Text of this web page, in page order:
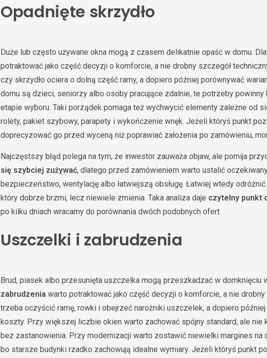
Opadnięte skrzydło
Duże lub często używane okna mogą z czasem delikatnie opaść w domu.
potraktować jako część decyzji o komforcie, a nie drobny szczegół
czy skrzydło ociera o dolną część ramy, a dopiero później porównywać
domu są dzieci, seniorzy albo osoby pracujące zdalnie, te potrzeby powinny
etapie wyboru. Taki porządek pomaga też wychwycić elementy zależne od
rolety, pakiet szybowy, parapety i wykończenie wnęk. Jeżeli któryś punkt
doprecyzować go przed wyceną niż poprawiać założenia po zamówieniu,
Najczęstszy błąd polega na tym, że inwestor zauważa objaw, ale pomija
się szybciej zużywać, dlatego przed zamówieniem warto ustalić
bezpieczeństwo, wentylację albo łatwiejszą obsługę. Łatwiej wtedy
który dobrze brzmi, lecz niewiele zmienia. Taka analiza daje czytelny punkt
po kilku dniach wracamy do porównania dwóch podobnych ofert.
Uszczelki i zabrudzenia
Brud, piasek albo przesunięta uszczelka mogą przeszkadzać w domknięciu
zabrudzenia warto potraktować jako część decyzji o komforcie, a nie
trzeba oczyścić ramę, rowki i obejrzeć narożniki uszczelek, a dopiero
koszty. Przy większej liczbie okien warto zachować spójny standard, ale nie
bez zastanowienia. Przy modernizacji warto zostawić niewielki margines na
bo starsze budynki rzadko zachowują idealne wymiary. Jeżeli któryś punkt